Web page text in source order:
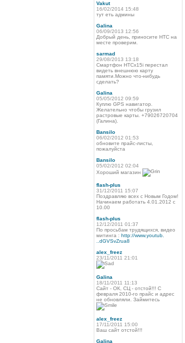
Vakut
16/02/2014 15:48
тут еть админы
Galina
06/09/2013 12:56
Добрый день, приносите HTC на
месте проверим.
sarmad
29/08/2013 13:18
Смартфон HTCx15i перестал
видеть внешнюю карту
памяти.Можно что-нибудь
сделать?
Galina
05/05/2012 09:59
Куплю GPS навигатор.
Желательно чтобы грузил
растровые карты. +79026720704
(Галина).
Bansilo
06/02/2012 01:53
обновите прайс-листы,
пожалуйста
Bansilo
05/02/2012 02:04
Хороший магазин
flash-plus
31/12/2011 15:07
Поздравляю всех с Новым Годом!
Начинаем работать 4.01.2012 с
10.00
flash-plus
12/12/2011 01:37
По просьбам трудящихся, видео
митинга : http://www.youtub.
..dGVSvZrua8
alex_freez
23/11/2011 21:01
Galina
18/11/2011 11:13
Сайт - ОК, СЦ - отстой!!! С
февраля 2010-го прайс и адрес
не обновляли. Займитесь
alex_freez
17/11/2011 15:00
Ваш сайт отстой!!!
Galina